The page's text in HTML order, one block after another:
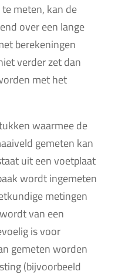
meten, kan de
over een lange
berekeningen
verder zet dan
met het
waarmee de
gemeten kan
uit een voetplaat
wordt ingemeten
metingen
van een
is voor
gemeten worden
(bijvoorbeeld